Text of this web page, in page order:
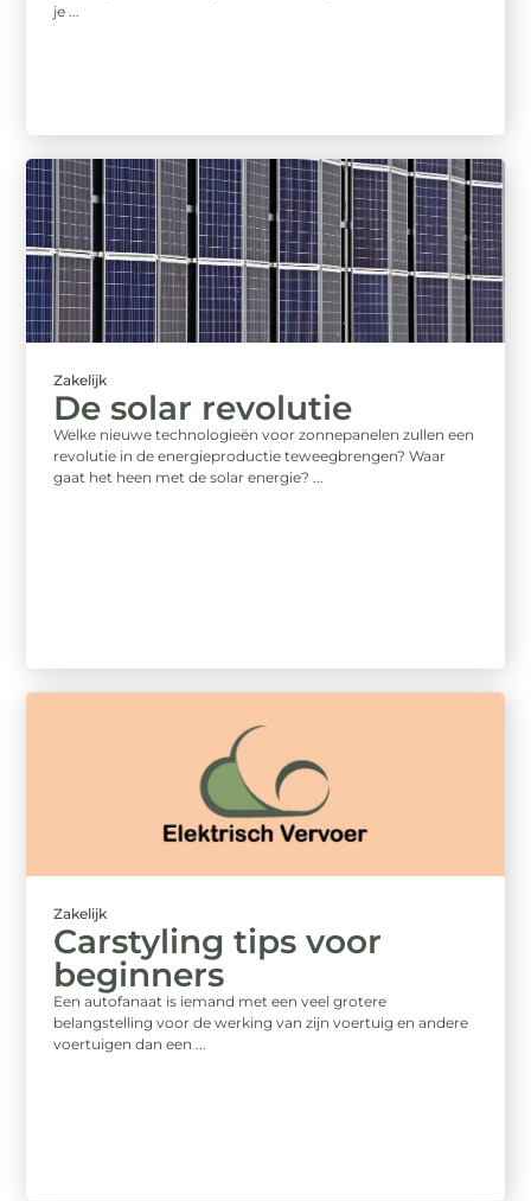
je ...
Zakelijk
De solar revolutie
Welke nieuwe technologieën voor zonnepanelen zullen een
revolutie in de energieproductie teweegbrengen? Waar
gaat het heen met de solar energie? ...
Zakelijk
Carstyling tips voor
beginners
Een autofanaat is iemand met een veel grotere
belangstelling voor de werking van zijn voertuig en andere
voertuigen dan een ...